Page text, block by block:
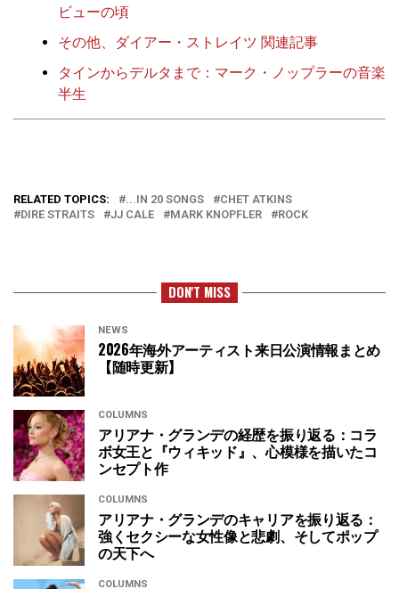
ビューの頃
その他、ダイアー・ストレイツ 関連記事
タインからデルタまで：マーク・ノップラーの音楽
半生
RELATED TOPICS: ...IN 20 SONGS
CHET ATKINS
DIRE STRAITS
JJ CALE MARK KNOPFLER ROCK
DON'T MISS
NEWS
2026年海外アーティスト来日公演情報まとめ
【随時更新】
COLUMNS
アリアナ・グランデの経歴を振り返る：コラ
ボ女王と『ウィキッド』、心模様を描いたコ
ンセプト作
COLUMNS
アリアナ・グランデのキャリアを振り返る：
強くセクシーな女性像と悲劇、そしてポップ
の天下へ
COLUMNS